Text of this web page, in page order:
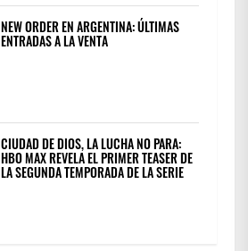
NEW ORDER EN ARGENTINA: ÚLTIMAS
ENTRADAS A LA VENTA
CIUDAD DE DIOS, LA LUCHA NO PARA:
HBO MAX REVELA EL PRIMER TEASER DE
LA SEGUNDA TEMPORADA DE LA SERIE